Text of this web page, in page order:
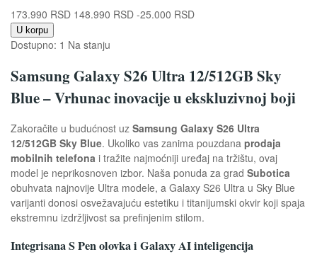
173.990 RSD 148.990 RSD -25.000 RSD
U korpu
Dostupno: 1 Na stanju
Samsung Galaxy S26 Ultra 12/512GB Sky
Blue – Vrhunac inovacije u ekskluzivnoj boji
Zakoračite u budućnost uz Samsung Galaxy S26 Ultra
12/512GB Sky Blue. Ukoliko vas zanima pouzdana prodaja
mobilnih telefona i tražite najmoćniji uređaj na tržištu, ovaj
model je neprikosnoven izbor. Naša ponuda za grad Subotica
obuhvata najnovije Ultra modele, a Galaxy S26 Ultra u Sky Blue
varijanti donosi osvežavajuću estetiku i titanijumski okvir koji spaja
ekstremnu izdržljivost sa prefinjenim stilom.
Integrisana S Pen olovka i Galaxy AI inteligencija